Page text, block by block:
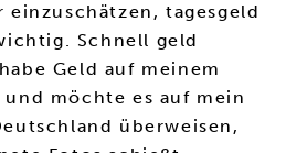
einzuschätzen, tagesgeld
Schnell geld
Geld auf meinem
möchte es auf mein
überweisen,